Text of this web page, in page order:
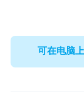
可在电脑